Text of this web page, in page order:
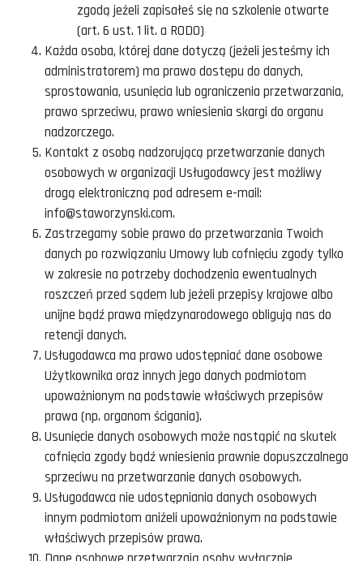
zgodą jeżeli zapisałeś się na szkolenie otwarte
(art. 6 ust. 1 lit. a RODO)
Każda osoba, której dane dotyczą (jeżeli jesteśmy ich
administratorem) ma prawo dostępu do danych,
sprostowania, usunięcia lub ograniczenia przetwarzania,
prawo sprzeciwu, prawo wniesienia skargi do organu
nadzorczego.
Kontakt z osobą nadzorującą przetwarzanie danych
osobowych w organizacji Usługodawcy jest możliwy
drogą elektroniczną pod adresem e-mail:
info@staworzynski.com.
Zastrzegamy sobie prawo do przetwarzania Twoich
danych po rozwiązaniu Umowy lub cofnięciu zgody tylko
w zakresie na potrzeby dochodzenia ewentualnych
roszczeń przed sądem lub jeżeli przepisy krajowe albo
unijne bądź prawa międzynarodowego obligują nas do
retencji danych.
Usługodawca ma prawo udostępniać dane osobowe
Użytkownika oraz innych jego danych podmiotom
upoważnionym na podstawie właściwych przepisów
prawa (np. organom ścigania).
Usunięcie danych osobowych może nastąpić na skutek
cofnięcia zgody bądź wniesienia prawnie dopuszczalnego
sprzeciwu na przetwarzanie danych osobowych.
Usługodawca nie udostępniania danych osobowych
innym podmiotom aniżeli upoważnionym na podstawie
właściwych przepisów prawa.